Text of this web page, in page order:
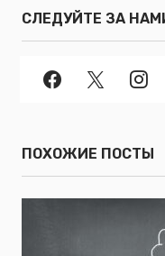
СЛЕДУЙТЕ ЗА
ПОХОЖИЕ ПОСТЫ